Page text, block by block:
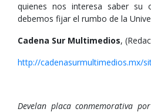
quienes nos interesa saber su
debemos fijar el rumbo de la
Cadena Sur Multimedios,
http://cadenasurmultimedios.mx/
Develan placa conmemorativa